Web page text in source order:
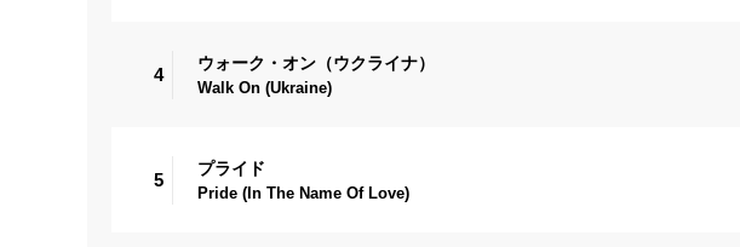
4
ウォーク・オン（ウクライナ）
Walk On (Ukraine)
5
プライド
Pride (In The Name Of Love)